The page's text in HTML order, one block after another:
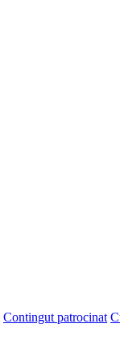
Contingut patrocinat